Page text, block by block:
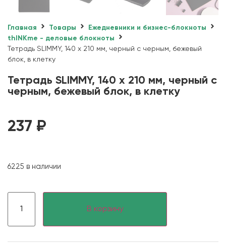
Главная Товары
Ежедневники и бизнес-блокноты
thINKme - деловые блокноты
Тетрадь SLIMMY, 140 х 210 мм, черный с черным, бежевый
блок, в клетку
Тетрадь SLIMMY, 140 х 210 мм, черный с
черным, бежевый блок, в клетку
237 ₽
6225 в наличии
В корзину